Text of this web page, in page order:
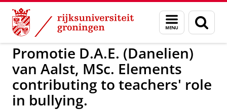
Skip
Content
Skip
Navigation
Menu
en
zoeken
GMW Activiteiten
Promotie D.A.E. (Danelien)
van Aalst, MSc. Elements
contributing to teachers' role
in bullying.